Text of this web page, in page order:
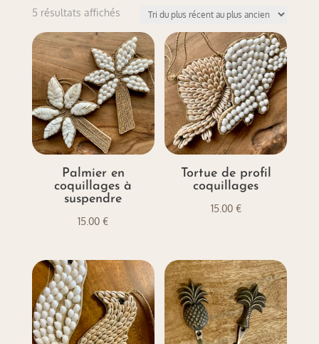
5 résultats affichésTrié
plus
récent
au
plus
ancien
Palmier en
coquillages à
suspendre
15.00€
Tortue de profil
coquillages
15.00 €